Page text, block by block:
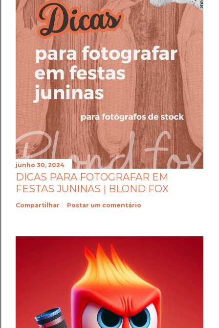
junho 30, 2024
DICAS PARA FOTOGRAFAR EM
FESTAS JUNINAS | BLOND FOX
Compartilhar Postar um comentário